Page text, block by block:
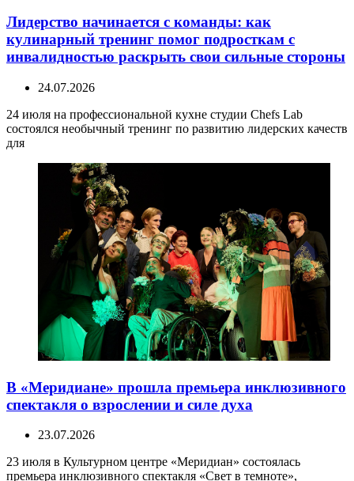
Лидерство начинается с команды: как
кулинарный тренинг помог подросткам с
инвалидностью раскрыть свои сильные стороны
24.07.2026
24 июля на профессиональной кухне студии Chefs Lab
состоялся необычный тренинг по развитию лидерских качеств
для
В «Меридиане» прошла премьера инклюзивного
спектакля о взрослении и силе духа
23.07.2026
23 июля в Культурном центре «Меридиан» состоялась
премьера инклюзивного спектакля «Свет в темноте»,